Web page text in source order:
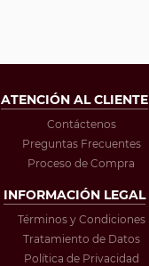
ATENCIÓN AL CLIENTE
Contáctenos
Preguntas Frecuentes
Proceso de Compra
INFORMACIÓN LEGAL
Términos y Condiciones
Tratamiento de Datos
Política de Privacidad